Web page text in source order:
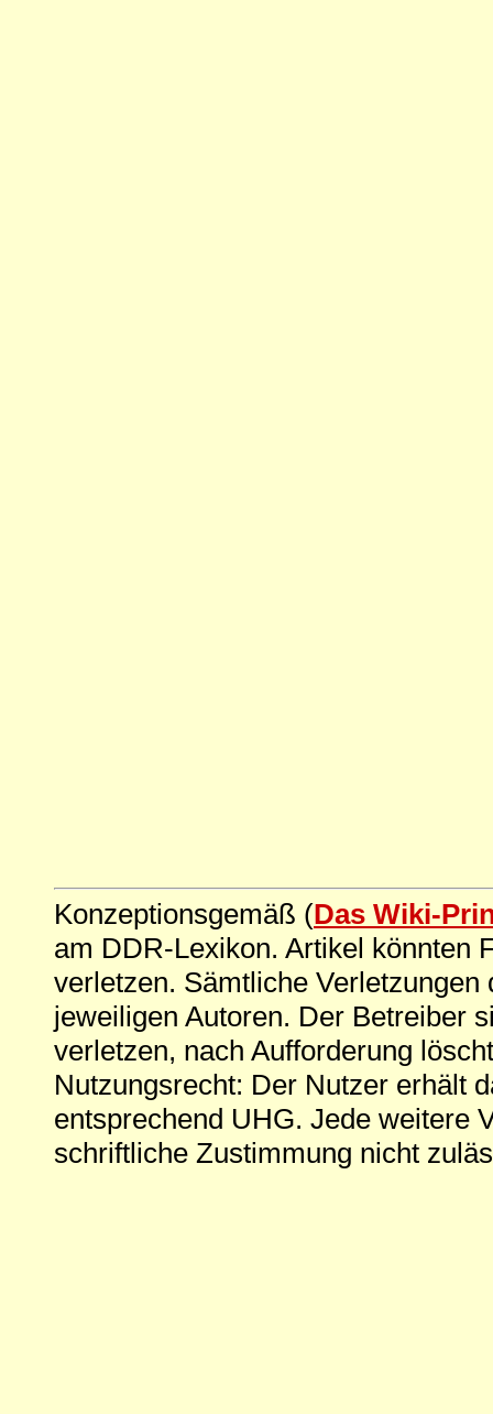
Konzeptionsgemäß (Das Wiki-
am DDR-Lexikon. Artikel könnten
verletzen. Sämtliche
jeweiligen Autoren. Der Betreiber
verletzen, nach Aufforderung
Nutzungsrecht: Der Nutzer erhält
entsprechend UHG. Jede weitere
schriftliche Zustimmung nicht